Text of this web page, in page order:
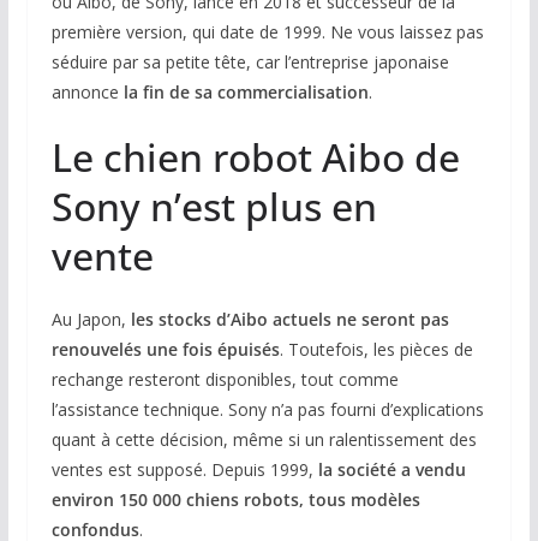
première version, qui date de 1999. Ne vous laissez pas
séduire par sa petite tête, car l’entreprise japonaise
annonce la fin de sa commercialisation.
Le chien robot Aibo de
Sony n’est plus en
vente
Au Japon, les stocks d’Aibo actuels ne seront pas
renouvelés une fois épuisés. Toutefois, les pièces de
rechange resteront disponibles, tout comme
l’assistance technique. Sony n’a pas fourni d’explications
quant à cette décision, même si un ralentissement des
ventes est supposé. Depuis 1999, la société a vendu
environ 150 000 chiens robots, tous modèles
confondus.